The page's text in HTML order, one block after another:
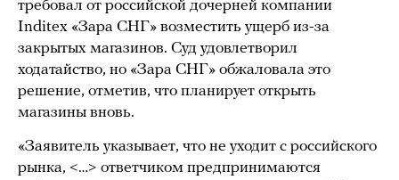
требовал от российской дочерней компании
Inditex «Зара СНГ» возместить ущерб из-за
закрытых магазинов. Суд удовлетворил
ходатайство, но «Зара СНГ» обжаловала это
решение, отметив, что планирует открыть
магазины вновь.
«Заявитель указывает, что не уходит с российского
рынка, <…> ответчиком предпринимаются